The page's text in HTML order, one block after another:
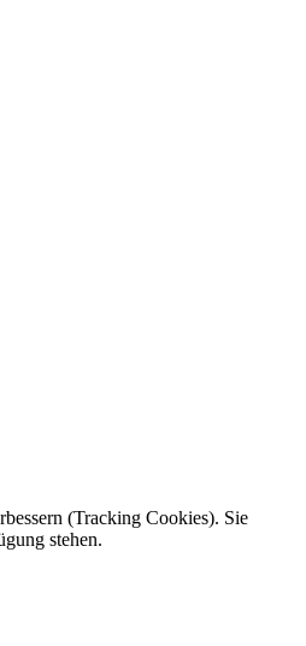
(Tracking Cookies). Sie
stehen.